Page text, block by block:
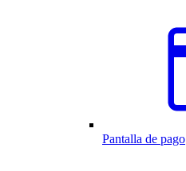
Pantalla de pago